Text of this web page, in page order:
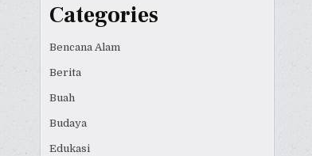
Categories
Bencana Alam
Berita
Buah
Budaya
Edukasi